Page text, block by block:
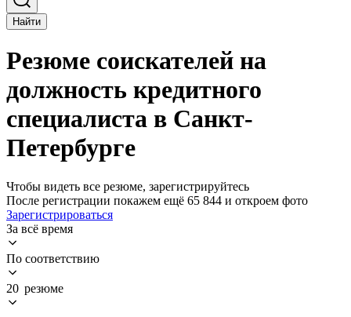
Найти
Резюме соискателей на
должность кредитного
специалиста в Санкт-
Петербурге
Чтобы видеть все резюме, зарегистрируйтесь
После регистрации покажем ещё 65 844 и откроем фото
Зарегистрироваться
За всё время
По соответствию
20 резюме